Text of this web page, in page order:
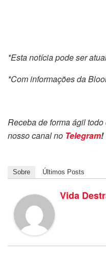
*Esta notícia pode ser
*Com informações da
Receba de forma ágil
nosso canal no Telegram!
Sobre Últimos Posts
Vida